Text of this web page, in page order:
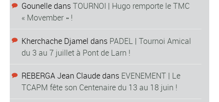
Gounelle dansTOURNOI | Hugo remporte le TMC
« Movember » !
Kherchache Djamel dans PADEL | Tournoi Amical
du 3 au 7 juillet à Pont de Larn !
REBERGA Jean Claude dans EVENEMENT | Le
TCAPM fête son Centenaire du 13 au 18 juin !